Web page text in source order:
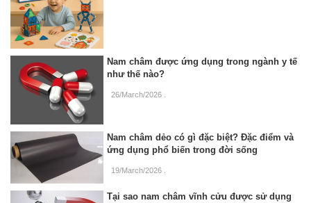
Nam châm được ứng dụng trong ngành y tế
như thế nào?
26/March/2026 .
Nam châm dẻo có gì đặc biệt? Đặc điểm và
ứng dụng phổ biến trong đời sống
19/March/2026 .
Tại sao nam châm vĩnh cửu được sử dụng